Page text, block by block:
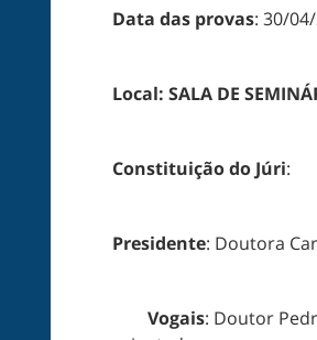
Data das provas:
Local: SALA DE
Constituição do Júri:
Presidente: Doutora
Vogais: Doutor